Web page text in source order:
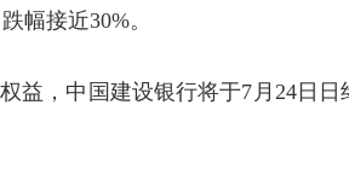
幅接近30%。
益，中国建设银行将于7月24日日